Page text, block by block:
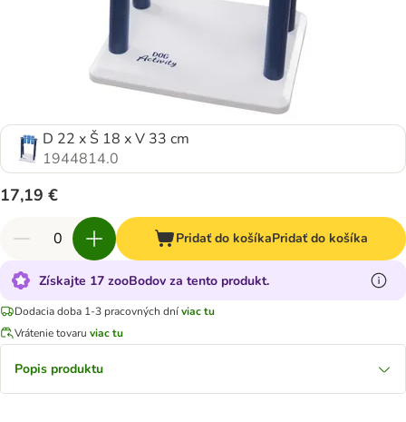
D 22 x Š 18 x V 33 cm
1944814.0
17,19 €
Pridať do košíkaPridať do košíka
Získajte 17 zooBodov za tento produkt.
Dodacia doba 1-3 pracovných dníviac tu
Vrátenie tovaru viac tu
Popis produktu